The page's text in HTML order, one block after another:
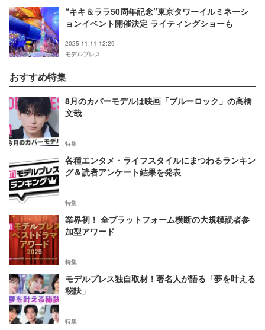
“キキ＆ララ50周年記念”東京タワーイルミネーシ
ョンイベント開催決定 ライティングショーも
2025.11.11 12:29
モデルプレス
おすすめ特集
8月のカバーモデルは映画「ブルーロック」の高橋
文哉
特集
各種エンタメ・ライフスタイルにまつわるランキン
グ＆読者アンケート結果を発表
特集
業界初！ 全プラットフォーム横断の大規模読者参
加型アワード
特集
モデルプレス独自取材！著名人が語る「夢を叶える
秘訣」
特集